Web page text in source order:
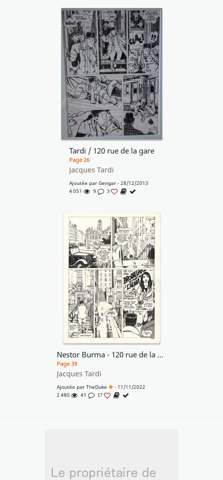
Tardi / 120 rue de la gare
Page 26
Jacques Tardi
Ajoutée par Gengar- 28/12/2013
4 051
9 3
Nestor Burma - 120 rue de la Gare
Page 39
Jacques Tardi
Ajoutée par TheDuke
- 11/11/2022
2 480
41 17